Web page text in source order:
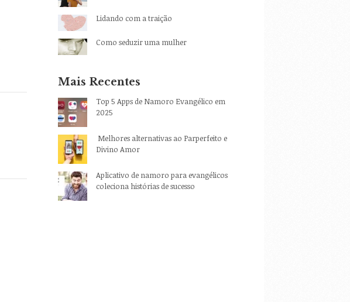
Lidando com a traição
Como seduzir uma mulher
Mais Recentes
Top 5 Apps de Namoro Evangélico em
2025
Melhores alternativas ao Parperfeito e
Divino Amor
Aplicativo de namoro para evangélicos
coleciona histórias de sucesso